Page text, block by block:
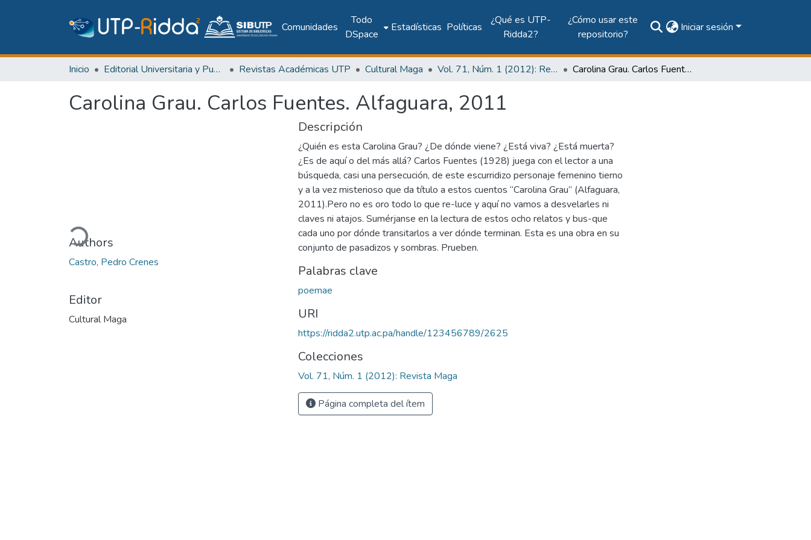
Comunidades
Todo
DSpace
Estadísticas Políticas
¿Qué es UTP-
Ridda2?
¿Cómo usar este
repositorio?
Iniciar sesión
Inicio Editorial Universitaria y Publicaciones Seriadas Revistas Académicas UTP Cultural Maga Vol. 71, Núm. 1 (2012): Revista Maga Carolina Grau. Carlos Fuentes. Alfaguara, 2011
Carolina Grau. Carlos Fuentes. Alfaguara, 2011
Cargando...
Authors
Castro, Pedro Crenes
Editor
Cultural Maga
Descripción
¿Quién es esta Carolina Grau? ¿De dónde viene? ¿Está viva? ¿Está muerta?
¿Es de aquí o del más allá? Carlos Fuentes (1928) juega con el lector a una
búsqueda, casi una persecución, de este escurridizo personaje femenino tierno
y a la vez misterioso que da título a estos cuentos “Carolina Grau” (Alfaguara,
2011).Pero no es oro todo lo que re-luce y aquí no vamos a desvelarles ni
claves ni atajos. Sumérjanse en la lectura de estos ocho relatos y bus-que
cada uno por dónde transitarlos a ver dónde terminan. Esta es una obra en su
conjunto de pasadizos y sombras. Prueben.
Palabras clave
poemae
URI
https://ridda2.utp.ac.pa/handle/123456789/2625
Colecciones
Vol. 71, Núm. 1 (2012): Revista Maga
Página completa del ítem